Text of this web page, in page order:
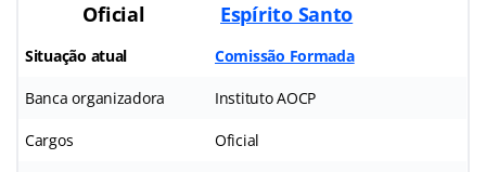
Oficial
Espírito Santo
Situação atual Comissão Formada
Banca organizadora Instituto AOCP
Cargos Oficial